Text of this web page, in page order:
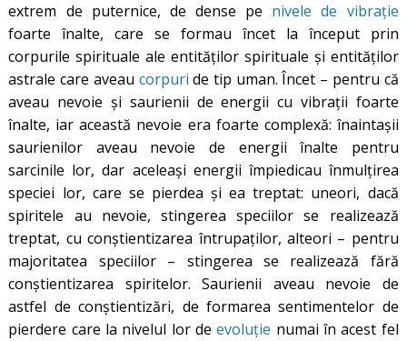
extrem de puternice, de dense pe nivele de vibrație
foarte înalte, care se formau încet la început prin
corpurile spirituale ale entităților spirituale și entităților
astrale care aveau corpuri de tip uman. Încet – pentru că
aveau nevoie și saurienii de energii cu vibrații foarte
înalte, iar această nevoie era foarte complexă: înaintașii
saurienilor aveau nevoie de energii înalte pentru
sarcinile lor, dar aceleași energii împiedicau înmulțirea
speciei lor, care se pierdea și ea treptat: uneori, dacă
spiritele au nevoie, stingerea speciilor se realizează
treptat, cu conștientizarea întrupaților, alteori – pentru
majoritatea speciilor – stingerea se realizează fără
conștientizarea spiritelor. Saurienii aveau nevoie de
astfel de conștientizări, de formarea sentimentelor de
pierdere care la nivelul lor deevoluție numai în acest fel